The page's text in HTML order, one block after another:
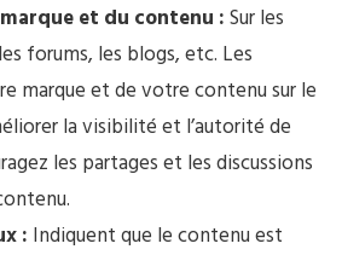
et du contenu :Sur les
forums, les blogs, etc. Les
marque et de votre contenu sur le
la visibilité et l’autorité de
les partages et les discussions
: Indiquent que le contenu est